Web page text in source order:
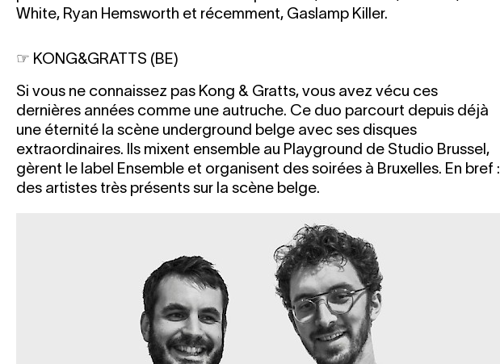
White, Ryan Hemsworth et récemment, Gaslamp Killer.
☞ KONG&GRATTS (BE)
Si vous ne connaissez pas Kong & Gratts, vous avez vécu ces
dernières années comme une autruche. Ce duo parcourt depuis déjà
une éternité la scène underground belge avec ses disques
extraordinaires. Ils mixent ensemble au Playground de Studio Brussel,
gèrent le label Ensemble et organisent des soirées à Bruxelles. En bref :
des artistes très présents sur la scène belge.